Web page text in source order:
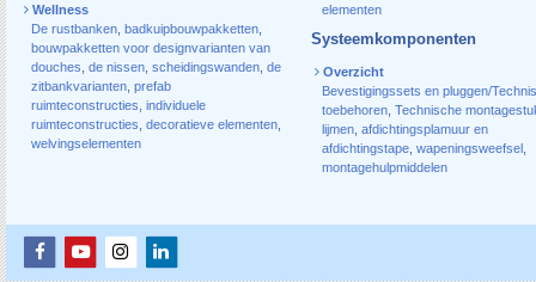
Wellness
De rustbanken badkuipbouwpakketten
bouwpakketten voor designvarianten van
douches de nissen scheidingswanden de
zitbankvarianten prefab
ruimteconstructies individuele
ruimteconstructies decoratieve elementen
welvingselementen
elementen
Systeemkomponenten
Overzicht
Bevestigingssets en pluggen/
toebehoren, Technische
lijmen, afdichtingsplamuur en
afdichtingstape, wapeningsweefsel
montagehulpmiddelen